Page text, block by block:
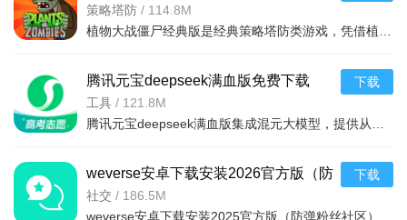
v3.15.0安卓版
策略塔防 / 114.8M
腾讯元宝deepseek满血版免费下载
v2.63.0安卓版
工具 / 121.8M
下载
weverse安卓下载安装2026官方版（防
弹粉丝社区）v3.13.1官方最新版
社交 / 186.5M
下载